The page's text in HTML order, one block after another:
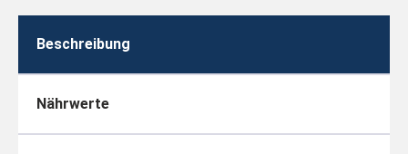
Beschreibung
Nährwerte